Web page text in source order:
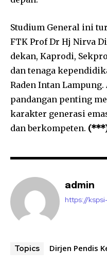
Studium General ini
FTK Prof Dr Hj Nirva
dekan, Kaprodi,
dan tenaga
Raden Intan
pandangan penting
karakter generasi
dan berkompeten.
admin
https://
Topics Dirjen Pendis